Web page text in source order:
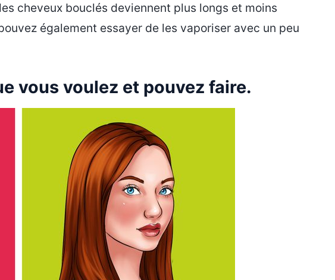
cheveux bouclés deviennent plus longs et moins
également essayer de les vaporiser avec un peu
vous voulez et pouvez faire.